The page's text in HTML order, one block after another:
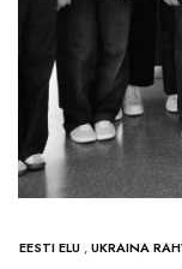
EESTI ELU ,UKRAINA